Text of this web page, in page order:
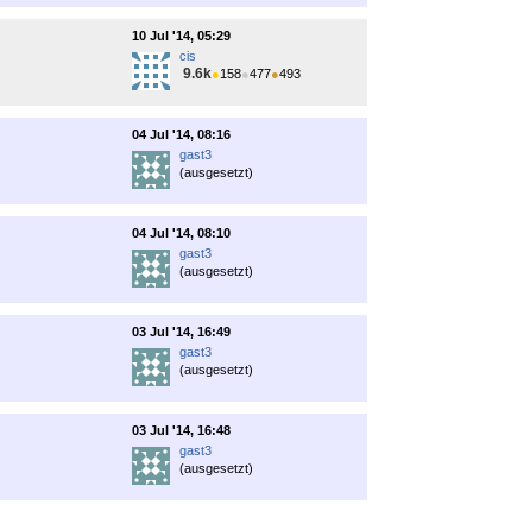
10 Jul '14, 05:29
cis
9.6k●158●477●493
04 Jul '14, 08:16
gast3
(ausgesetzt)
04 Jul '14, 08:10
gast3
(ausgesetzt)
03 Jul '14, 16:49
gast3
(ausgesetzt)
03 Jul '14, 16:48
gast3
(ausgesetzt)